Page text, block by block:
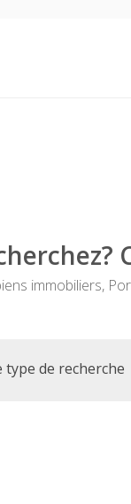
immobiliers,
de recherche